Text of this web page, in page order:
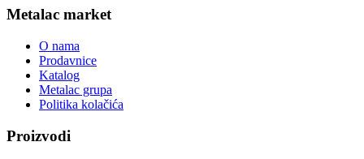
Metalac market
O nama
Prodavnice
Katalog
Metalac grupa
Politika kolačića
Proizvodi